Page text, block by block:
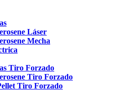
Láser
Mecha
Tiro Forzado
Tiro Forzado
Tiro Forzado